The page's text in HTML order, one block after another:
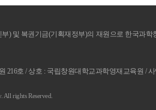
) 및 복권기금(기획재정부)의 재원으로 한국과
호 / 상호 : 국립창원대학교과학영재교육원 / 사
rights Reserved.